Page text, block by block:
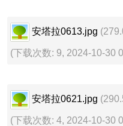
安塔拉0613.jpg
(下载次数: 9, 2024-10-30
安塔拉0621.jpg
(下载次数: 4, 2024-10-30